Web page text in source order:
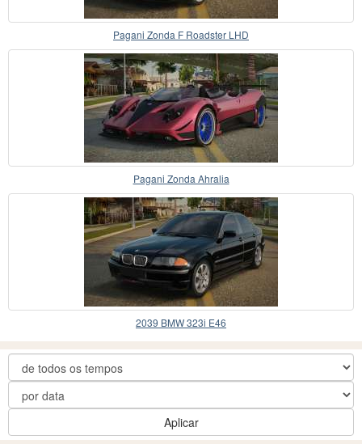
Pagani Zonda F Roadster LHD
Pagani Zonda Ahralia
2039 BMW 323i E46
Aplicar